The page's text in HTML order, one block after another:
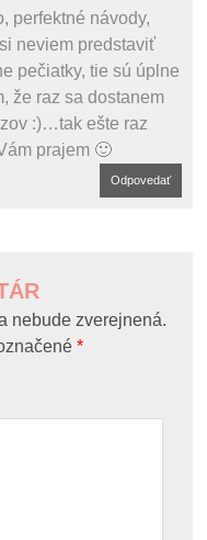
perfektné návody,
neviem predstaviť
pečiatky, tie sú úplne
že raz sa dostanem
:)…tak ešte raz
prajem 🙂
Odpovedať
nebude zverejnená.
*